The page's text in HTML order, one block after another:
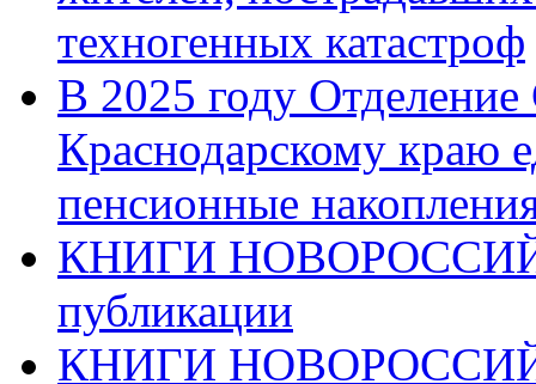
техногенных катастроф
В 2025 году
Краснодарскому краю
пенсионные
КНИГИ
публикации
КНИГИ